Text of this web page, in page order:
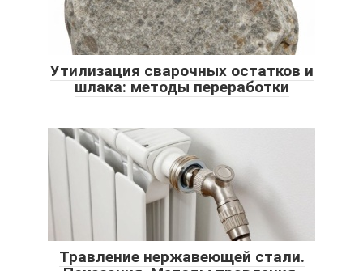
Утилизация сварочных остатков и
шлака: методы переработки
Травление нержавеющей стали.